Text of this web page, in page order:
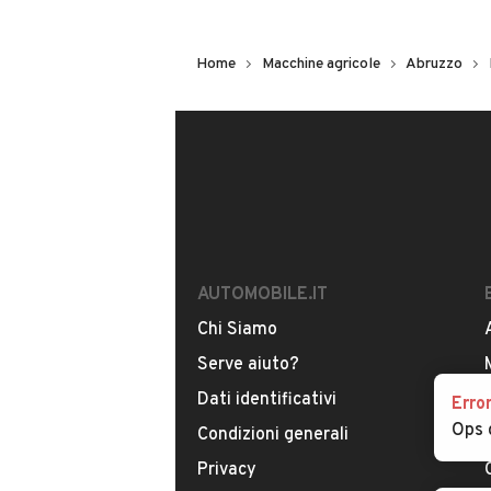
Home Macchine agricole Abruzzo
AUTOMOBILE.IT
Chi Siamo
Serve aiuto?
Dati identificativi
Condizioni generali
Privacy
Error
Ops